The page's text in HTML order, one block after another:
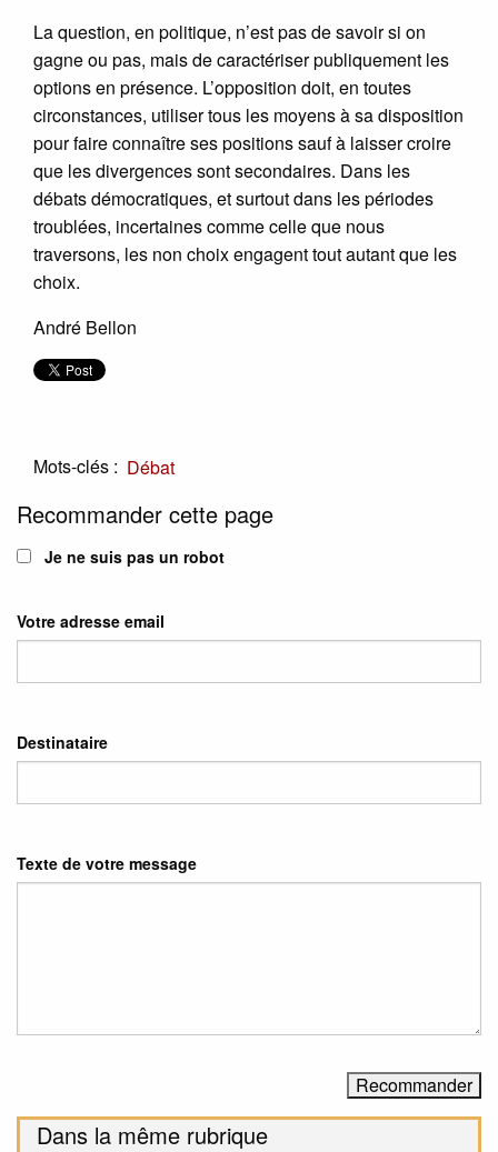
La question, en politique, n’est pas de savoir si on
gagne ou pas, mais de caractériser publiquement les
options en présence. L’opposition doit, en toutes
circonstances, utiliser tous les moyens à sa disposition
pour faire connaître ses positions sauf à laisser croire
que les divergences sont secondaires. Dans les
débats démocratiques, et surtout dans les périodes
troublées, incertaines comme celle que nous
traversons, les non choix engagent tout autant que les
choix.
André Bellon
Mots-clés : Débat
Recommander cette page
Je ne suis pas un robot
Votre adresse email
Destinataire
Texte de votre message
Dans la même rubrique